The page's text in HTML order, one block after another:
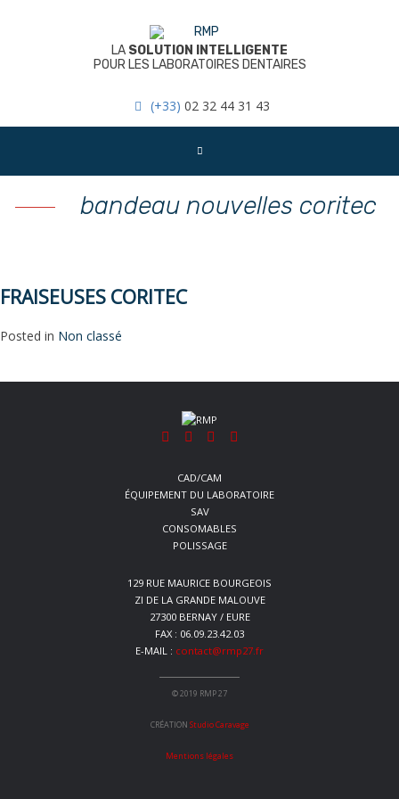
LA SOLUTION INTELLIGENTE
POUR LES LABORATOIRES DENTAIRES
(+33) 02 32 44 31 43
bandeau nouvelles coritec
FRAISEUSES CORITEC
Posted in Non classé
CAD/CAM
ÉQUIPEMENT DU LABORATOIRE
SAV
CONSOMABLES
POLISSAGE
129 RUE MAURICE BOURGEOIS
ZI DE LA GRANDE MALOUVE
27300 BERNAY / EURE
FAX : 06.09.23.42.03
E-MAIL : contact@rmp27.fr
© 2019 RMP 27
CRÉATION Studio Caravage
Mentions légales